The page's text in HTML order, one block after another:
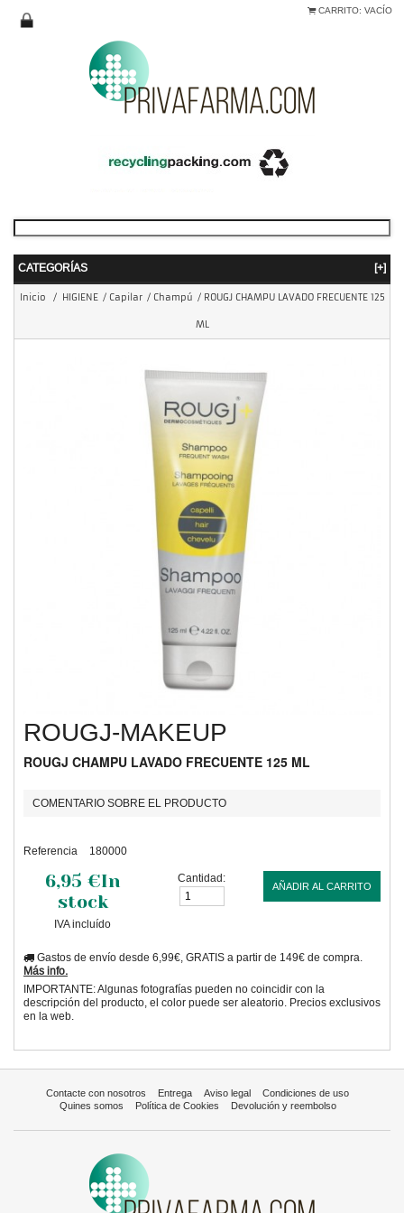
CARRITO: VACÍO
CATEGORÍAS [+]
Inicio / HIGIENE / Capilar / Champú / ROUGJ CHAMPU LAVADO FRECUENTE 125
ML
ROUGJ-MAKEUP
ROUGJ CHAMPU LAVADO FRECUENTE 125 ML
COMENTARIO SOBRE EL PRODUCTO
Referencia 180000
6,95 €In
stock
IVA incluído
Cantidad:
AÑADIR AL CARRITO
Gastos de envío desde 6,99€, GRATIS a partir de 149€ de compra.
Más info.
IMPORTANTE: Algunas fotografías pueden no coincidir con la
descripción del producto, el color puede ser aleatorio. Precios exclusivos
en la web.
Contacte con nosotros Entrega Aviso legal
Condiciones de uso
Quines somos
Política de Cookies Devolución y reembolso